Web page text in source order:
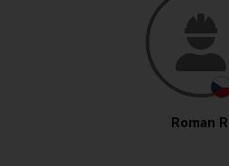
Roman